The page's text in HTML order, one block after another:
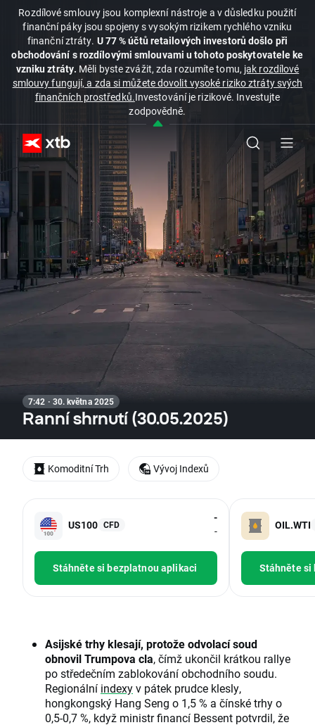
Rozdílové smlouvy jsou komplexní nástroje a v důsledku použití
finanční páky jsou spojeny s vysokým rizikem rychlého vzniku
finanční ztráty. U 77 % účtů retailových investorů došlo při
obchodování s rozdílovými smlouvami u tohoto poskytovatele ke
vzniku ztráty. Měli byste zvážit, zda rozumíte tomu, jak rozdílové
smlouvy fungují, a zda si můžete dovolit vysoké riziko ztráty svých
finančních prostředků.Investování je rizikové. Investujte
zodpovědně.
7:42 · 30. května 2025
Ranní shrnutí (30.05.2025)
US100 CFD
-
-
Stáhněte si bezplatnou aplikaci
OIL.WTI
Stáhněte
Asijské trhy klesají, protože odvolací soud
obnovil Trumpova cla, čímž ukončil krátkou rallye
po středečním zablokování obchodního soudu.
Regionální indexyv pátek prudce klesly,
hongkongský Hang Seng o 1,5 % a čínské trhy o
0,5-0,7 %, když ministr financí Bessent potvrdil, že
Komoditní Trh Vývoj Indexů